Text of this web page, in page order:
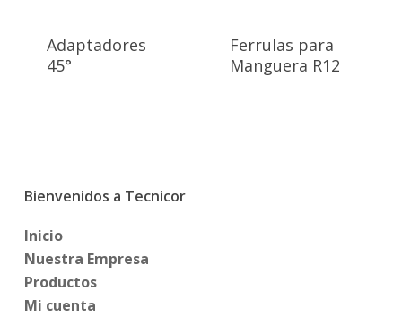
Adaptadores
45°
Ferrulas para
Manguera R12
Bienvenidos a Tecnicor
Inicio
Nuestra Empresa
Productos
Mi cuenta